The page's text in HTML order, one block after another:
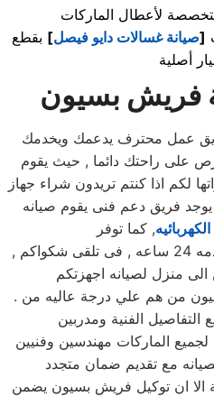
لأعطال الماركات
[صيانة غسالات دايو فيصل] بقطع
فريش بسيون
عمل محترف يدعمك ويخدمك
على راحتك دائما , حيث يقوم
لكم اذا كنتم تريدون شراء جهاز
فريق دعم فنى يقوم صيانه
, كما توفر
لكم مراكز صيانه فريش خدمه 24 ساعه , فى تلقى شكواكم ,
الى منزل لصيانه اجهزتكم
. لدي مركز صيانه فريش بسيون من هم علي درجة عاليه من
التفاصيل الفنية ومدربين
الماركات مهندسين وفنيين
مع تقديم ضمان متجدد
الا ان توكيل فريش بسيون يضمن